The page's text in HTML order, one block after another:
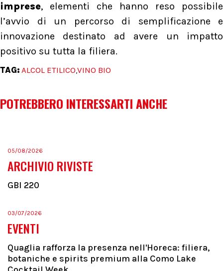
imprese, elementi che hanno reso possibile
l’avvio di un percorso di semplificazione e
innovazione destinato ad avere un impatto
positivo su tutta la filiera.
TAG: ALCOL ETILICO,VINO BIO
POTREBBERO INTERESSARTI ANCHE
05/08/2026
ARCHIVIO RIVISTE
GBI 220
03/07/2026
EVENTI
Quaglia rafforza la presenza nell'Horeca: filiera,
botaniche e spirits premium alla Como Lake